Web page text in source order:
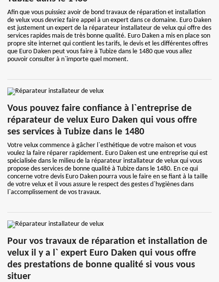
Afin que vous puissiez avoir de bond travaux de réparation et installation
de velux vous devriez faire appel à un expert dans ce domaine. Euro Daken
est justement un expert de la réparateur installateur de velux qui offre des
services rapides mais de très bonne qualité. Euro Daken a mis en place son
propre site internet qui contient les tarifs, le devis et les différentes offres
que Euro Daken peut vous faire à Tubize dans le 1480 que vous allez
pouvoir consulter à n`importe quel moment.
Vous pouvez faire confiance à l`entreprise de
réparateur de velux Euro Daken qui vous offre
ses services à Tubize dans le 1480
Votre velux commence à gâcher l`esthétique de votre maison et vous
voulez la faire réparer rapidement. Euro Daken est une entreprise qui est
spécialisée dans le milieu de la réparateur installateur de velux qui vous
propose des services de bonne qualité à Tubize dans le 1480. En ce qui
concerne votre devis Euro Daken pourra vous le faire en se fiant à la taille
de votre velux et il vous assure le respect des gestes d`hygiènes dans
l`accomplissement de vos travaux.
Pour vos travaux de réparation et installation de
velux il y a l` expert Euro Daken qui vous offre
des prestations de bonne qualité si vous vous
situer